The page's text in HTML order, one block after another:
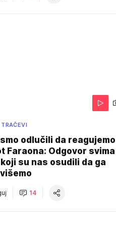
odlučili da reagujemo
Faraona: Odgovor svima
su nas osudili da ga
14